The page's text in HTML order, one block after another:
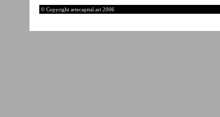
© Copyright artecapital.art 2006